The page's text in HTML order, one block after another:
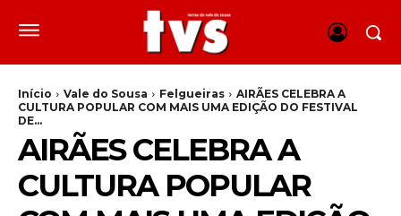
Início Vale do Sousa Felgueiras
AIRÃES CELEBRA A
CULTURA POPULAR COM MAIS UMA EDIÇÃO DO FESTIVAL
DE...
AIRÃES CELEBRA A
CULTURA POPULAR